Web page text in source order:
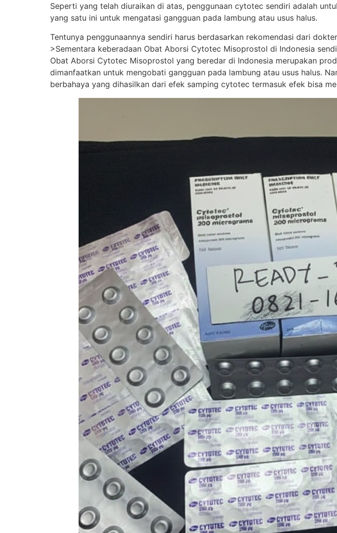
Seperti yang telah diuraikan di atas, penggunaan cytotec sendiri adalah
yang satu ini untuk mengatasi gangguan pada lambung atau usus halus.
Tentunya penggunaannya sendiri harus berdasarkan rekomendasi dari
>Sementara keberadaan Obat Aborsi Cytotec Misoprostol di Indonesia
Obat Aborsi Cytotec Misoprostol yang beredar di Indonesia merupakan
dimanfaatkan untuk mengobati gangguan pada lambung atau usus halus.
berbahaya yang dihasilkan dari efek samping cytotec termasuk efek bisa